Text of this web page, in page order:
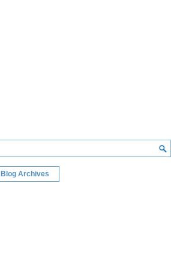
Blog Archives